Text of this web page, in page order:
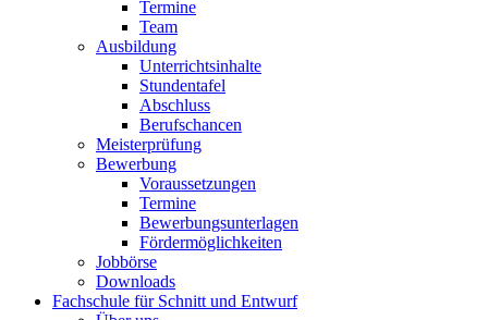
Termine
Team
Ausbildung
Unterrichtsinhalte
Stundentafel
Abschluss
Berufschancen
Meisterprüfung
Bewerbung
Voraussetzungen
Termine
Bewerbungsunterlagen
Fördermöglichkeiten
Jobbörse
Downloads
Fachschule für Schnitt und Entwurf